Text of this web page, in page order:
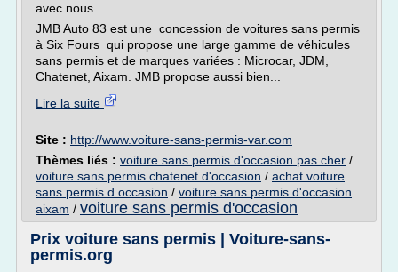
avec nous.
JMB Auto 83 est une concession de voitures sans permis
à Six Fours qui propose une large gamme de véhicules
sans permis et de marques variées : Microcar, JDM,
Chatenet, Aixam. JMB propose aussi bien...
Lire la suite
Site : http://www.voiture-sans-permis-var.com
Thèmes liés : voiture sans permis d'occasion pas cher /
voiture sans permis chatenet d'occasion / achat voiture
sans permis d occasion / voiture sans permis d'occasion
aixam / voiture sans permis d'occasion
Prix voiture sans permis | Voiture-sans-
permis.org